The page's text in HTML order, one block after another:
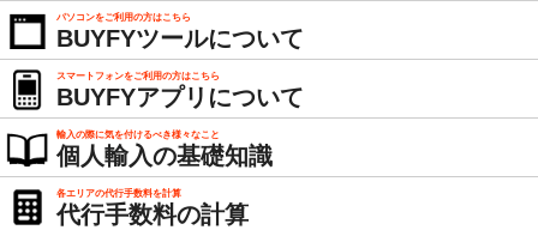
パソコンをご利用の方はこちら
BUYFYツールについて
スマートフォンをご利用の方はこちら
BUYFYアプリについて
輸入の際に気を付けるべき様々なこと
個人輸入の基礎知識
各エリアの代行手数料を計算
代行手数料の計算